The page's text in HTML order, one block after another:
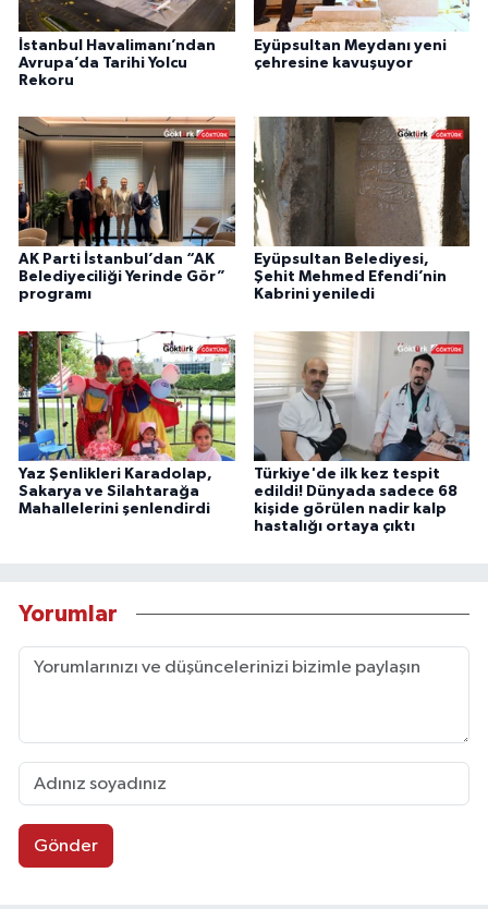
İstanbul Havalimanı’ndan
Avrupa’da Tarihi Yolcu
Rekoru
Eyüpsultan Meydanı yeni
çehresine kavuşuyor
AK Parti İstanbul’dan “AK
Belediyeciliği Yerinde Gör”
programı
Eyüpsultan Belediyesi,
Şehit Mehmed Efendi’nin
Kabrini yeniledi
Yaz Şenlikleri Karadolap,
Sakarya ve Silahtarağa
Mahallelerini şenlendirdi
Türkiye'de ilk kez tespit
edildi! Dünyada sadece 68
kişide görülen nadir kalp
hastalığı ortaya çıktı
Yorumlar
Gönder